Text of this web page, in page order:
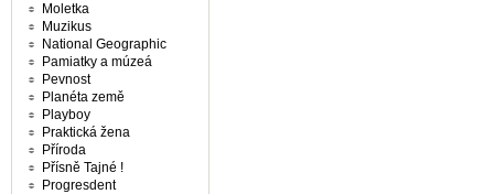
Moletka
Muzikus
National Geographic
Pamiatky a múzeá
Pevnost
Planéta země
Playboy
Praktická žena
Příroda
Přísně Tajné !
Progresdent